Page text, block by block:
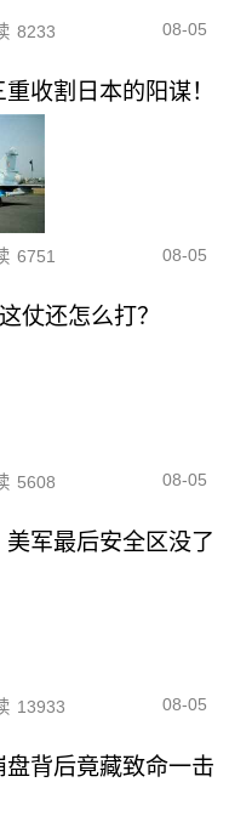
8233 08-05
收割日本的阳谋！
6751 08-05
仗还怎么打？
5608 08-05
军最后安全区没了
13933 08-05
背后竟藏致命一击